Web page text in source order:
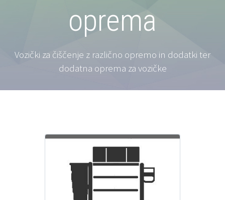
oprema
Vozički za čiščenje z različno opremo in dodatki ter
dodatna oprema za vozičke